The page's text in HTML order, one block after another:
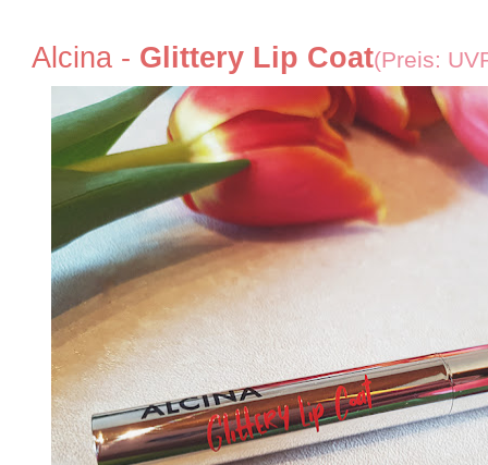
Alcina - Glittery Lip Coat(Preis: